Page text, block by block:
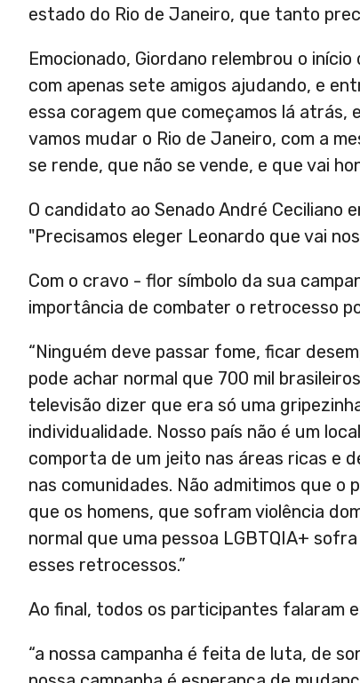
estado do Rio de Janeiro, que tanto
Emocionado, Giordano relembrou o
com apenas sete amigos ajudando, e
essa coragem que começamos lá atrás,
vamos mudar o Rio de Janeiro, com a
se rende, que não se vende, e que vai
O candidato ao Senado André
"Precisamos eleger Leonardo que vai
Com o cravo - flor símbolo da sua
importância de combater o retrocesso
“Ninguém deve passar fome, ficar
pode achar normal que 700 mil
televisão dizer que era só uma
individualidade. Nosso país não é um
comporta de um jeito nas áreas ricas e
nas comunidades. Não admitimos que
que os homens, que sofram violência
normal que uma pessoa LGBTQIA+
esses retrocessos.”
Ao final, todos os participantes falaram
“a nossa campanha é feita de luta, de